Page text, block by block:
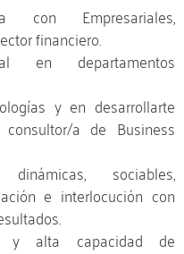
con Empresariales,
financiero.
en departamentos
y en desarrollarte
a de Business
sociables,
e interlocución con
y alta capacidad de